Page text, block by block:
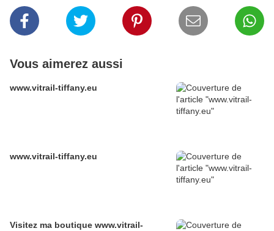
Vous aimerez aussi
www.vitrail-tiffany.eu
www.vitrail-tiffany.eu
Visitez ma boutique www.vitrail-